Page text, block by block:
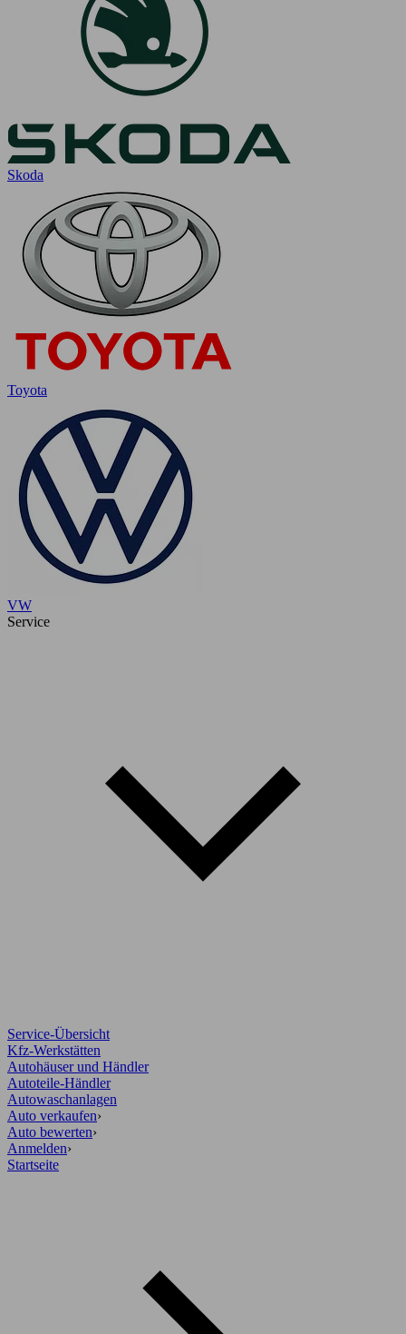
Skoda
Toyota
VW
Service
Service-Übersicht
Kfz-Werkstätten
Autohäuser und Händler
Autoteile-Händler
Autowaschanlagen
Auto verkaufen›
Auto bewerten›
Anmelden›
Startseite